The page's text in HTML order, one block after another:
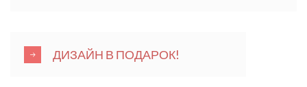
ДИЗАЙН В ПОДАРОК!